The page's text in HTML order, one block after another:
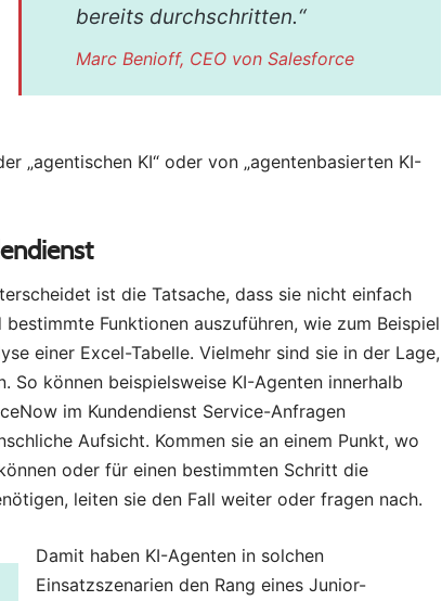
bereits durchschritten.“
Marc Benioff, CEO von Salesforce
„agentischen KI“ oder von „agentenbasierten KI-
ist die Tatsache, dass sie nicht einfach
Funktionen auszuführen, wie zum Beispiel
einer Excel-Tabelle. Vielmehr sind sie in der Lage,
So können beispielsweise KI-Agenten innerhalb
im Kundendienst Service-Anfragen
Aufsicht. Kommen sie an einem Punkt, wo
oder für einen bestimmten Schritt die
leiten sie den Fall weiter oder fragen nach.
Damit haben KI-Agenten in solchen
Einsatzszenarien den Rang eines Junior-